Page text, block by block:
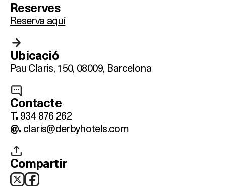
Reserves
Reserva aquí
Ubicació
Pau Claris, 150, 08009, Barcelona
Contacte
T. 934 876 262
@. claris@derbyhotels.com
Compartir